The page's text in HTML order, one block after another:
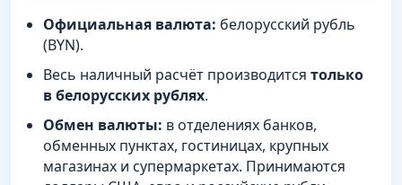
Официальная валюта: белорусский рубль
(BYN).
Весь наличный расчёт производится только
в белорусских рублях.
Обмен валюты: в отделениях банков,
обменных пунктах, гостиницах, крупных
магазинах и супермаркетах. Принимаются